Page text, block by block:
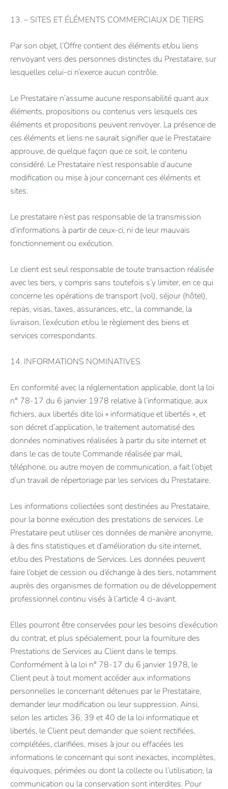
13. – SITES ET ÉLÉMENTS COMMERCIAUX DE TIERS
Par son objet, l’Offre contient des éléments et/ou liens
renvoyant vers des personnes distinctes du Prestataire, sur
lesquelles celui-ci n’exerce aucun contrôle.
Le Prestataire n’assume aucune responsabilité quant aux
éléments, propositions ou contenus vers lesquels ces
éléments et propositions peuvent renvoyer. La présence de
ces éléments et liens ne saurait signifier que le Prestataire
approuve, de quelque façon que ce soit, le contenu
considéré. Le Prestataire n’est responsable d’aucune
modification ou mise à jour concernant ces éléments et
sites.
Le prestataire n’est pas responsable de la transmission
d’informations à partir de ceux-ci, ni de leur mauvais
fonctionnement ou exécution.
Le client est seul responsable de toute transaction réalisée
avec les tiers, y compris sans toutefois s’y limiter, en ce qui
concerne les opérations de transport (vol), séjour (hôtel),
repas, visas, taxes, assurances, etc., la commande, la
livraison, l’exécution et/ou le règlement des biens et
services correspondants.
14. INFORMATIONS NOMINATIVES
En conformité avec la réglementation applicable, dont la loi
n° 78-17 du 6 janvier 1978 relative à l’informatique, aux
fichiers, aux libertés dite loi « informatique et libertés », et
son décret d’application, le traitement automatisé des
données nominatives réalisées à partir du site internet et
dans le cas de toute Commande réalisée par mail,
téléphone, ou autre moyen de communication, a fait l’objet
d’un travail de répertoriage par les services du Prestataire.
Les informations collectées sont destinées au Prestataire,
pour la bonne exécution des prestations de services. Le
Prestataire peut utiliser ces données de manière anonyme,
à des fins statistiques et d’amélioration du site internet,
et/ou des Prestations de Services. Les données peuvent
faire l’objet de cession ou d’échange à des tiers, notamment
auprès des organismes de formation ou de développement
professionnel continu visés à l’article 4 ci-avant.
Elles pourront être conservées pour les besoins d’exécution
du contrat, et plus spécialement, pour la fourniture des
Prestations de Services au Client dans le temps.
Conformément à la loi n° 78-17 du 6 janvier 1978, le
Client peut à tout moment accéder aux informations
personnelles le concernant détenues par le Prestataire,
demander leur modification ou leur suppression. Ainsi,
selon les articles 36, 39 et 40 de la loi informatique et
libertés, le Client peut demander que soient rectifiées,
complétées, clarifiées, mises à jour ou effacées les
informations le concernant qui sont inexactes, incomplètes,
équivoques, périmées ou dont la collecte ou l’utilisation, la
communication ou la conservation sont interdites. Pour